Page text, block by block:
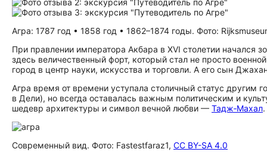
Агра: 1787 год • 1858 год • 1862–1874 годы. Фото:
При правлении императора Акбара в XVI столетии начался
здесь величественный форт, который стал не просто
город в центр науки, искусства и торговли. А его сын
Агра время от времени уступала столичный статус
в Дели), но всегда оставалась важным политическим и
шедевр архитектуры и символ вечной любви — Тадж‑Махал
Современный вид. Фото: Fastestfaraz1, CC BY-SA 4.0